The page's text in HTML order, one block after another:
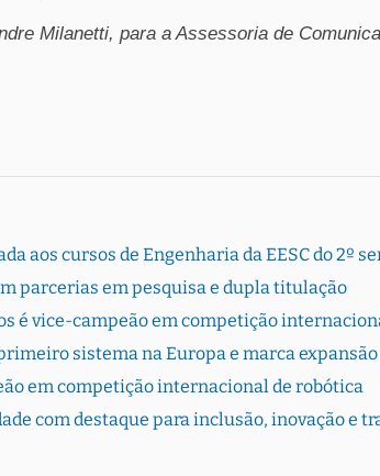
Milanetti, para aAssessoria de
aos cursos de Engenharia da EESC do 2º
parcerias em pesquisa e dupla titulação
é vice-campeão em competição
sistema na Europa e marca
em competição internacional de robótica
com destaque para inclusão, inovação e